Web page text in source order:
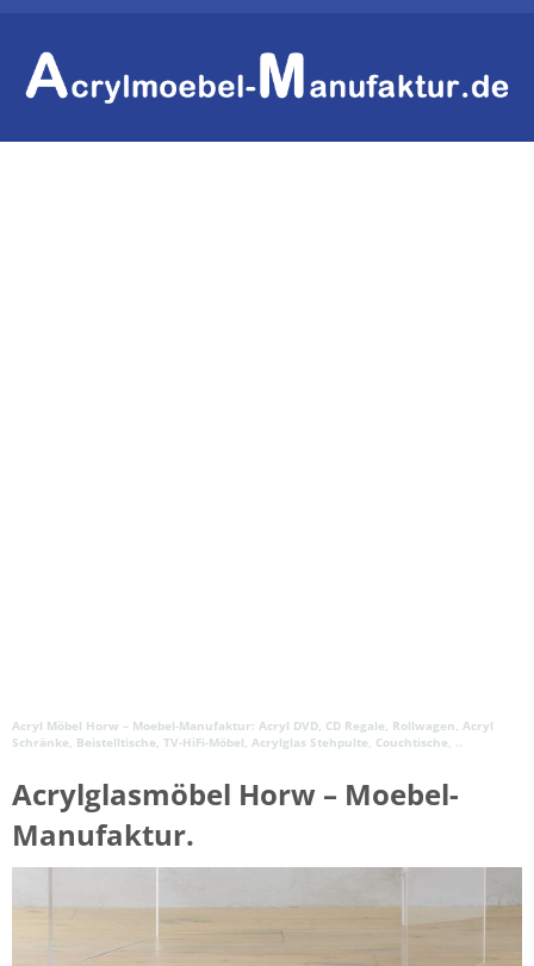
Acryl Möbel Horw – Moebel-Manufaktur: Acryl DVD, CD Regale, Rollwagen, Acryl
Schränke, Beistelltische, TV-HiFi-Möbel, Acrylglas Stehpulte, Couchtische, ..
Acrylglasmöbel Horw – Moebel-
Manufaktur.